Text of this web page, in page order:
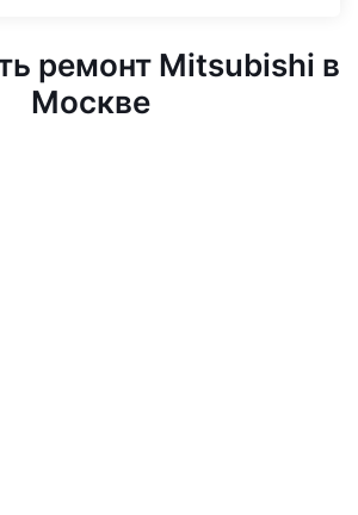
ремонт Mitsubishi в
Москве